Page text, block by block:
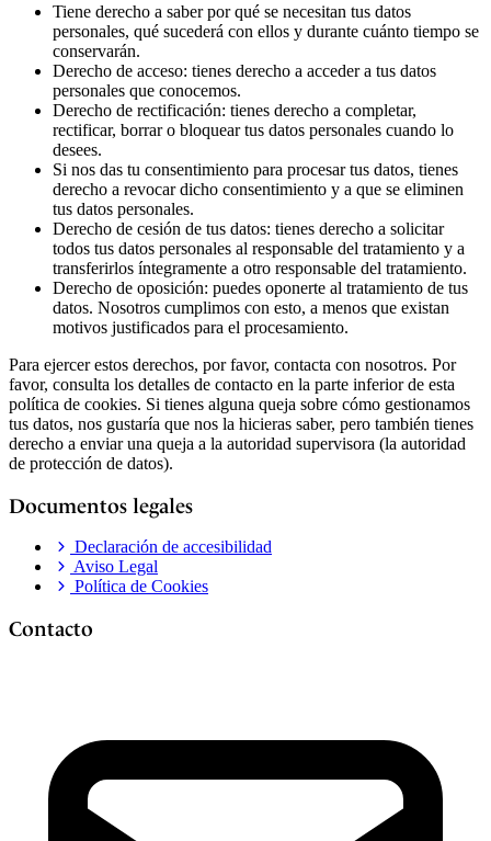
Tiene derecho a saber por qué se necesitan tus datos
personales, qué sucederá con ellos y durante cuánto tiempo se
conservarán.
Derecho de acceso: tienes derecho a acceder a tus datos
personales que conocemos.
Derecho de rectificación: tienes derecho a completar,
rectificar, borrar o bloquear tus datos personales cuando lo
desees.
Si nos das tu consentimiento para procesar tus datos, tienes
derecho a revocar dicho consentimiento y a que se eliminen
tus datos personales.
Derecho de cesión de tus datos: tienes derecho a solicitar
todos tus datos personales al responsable del tratamiento y a
transferirlos íntegramente a otro responsable del tratamiento.
Derecho de oposición: puedes oponerte al tratamiento de tus
datos. Nosotros cumplimos con esto, a menos que existan
motivos justificados para el procesamiento.
Para ejercer estos derechos, por favor, contacta con nosotros. Por
favor, consulta los detalles de contacto en la parte inferior de esta
política de cookies. Si tienes alguna queja sobre cómo gestionamos
tus datos, nos gustaría que nos la hicieras saber, pero también tienes
derecho a enviar una queja a la autoridad supervisora (la autoridad
de protección de datos).
Documentos legales
Declaración de accesibilidad
Aviso Legal
Política de Cookies
Contacto